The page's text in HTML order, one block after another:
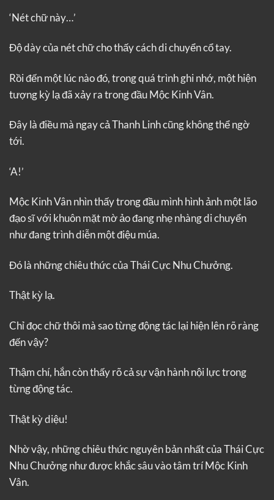
‘Nét chữ này…’
Độ dày của nét chữ cho thấy cách di chuyển cổ tay.
Rồi đến một lúc nào đó, trong quá trình ghi nhớ, một hiện
tượng kỳ lạ đã xảy ra trong đầu Mộc Kinh Vân.
Đây là điều mà ngay cả Thanh Linh cũng không thể ngờ
tới.
‘A!’
Mộc Kinh Vân nhìn thấy trong đầu mình hình ảnh một lão
đạo sĩ với khuôn mặt mờ ảo đang nhẹ nhàng di chuyển
như đang trình diễn một điệu múa.
Đó là những chiêu thức của Thái Cực Nhu Chưởng.
Thật kỳ lạ.
Chỉ đọc chữ thôi mà sao từng động tác lại hiện lên rõ ràng
đến vậy?
Thậm chí, hắn còn thấy rõ cả sự vận hành nội lực trong
từng động tác.
Thật kỳ diệu!
Nhờ vậy, những chiêu thức nguyên bản nhất của Thái Cực
Nhu Chưởng như được khắc sâu vào tâm trí Mộc Kinh
Vân.